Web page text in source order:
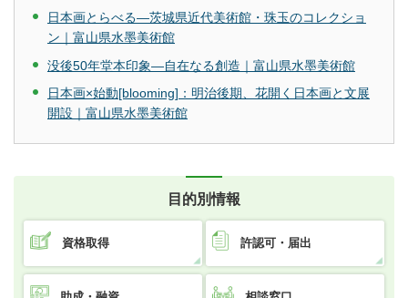
日本画とらべる―茨城県近代美術館・珠玉のコレクショ
ン｜富山県水墨美術館
没後50年堂本印象―自在なる創造｜富山県水墨美術館
日本画×始動[blooming]：明治後期、花開く日本画と文展
開設｜富山県水墨美術館
目的別情報
資格取得 許認可・届出